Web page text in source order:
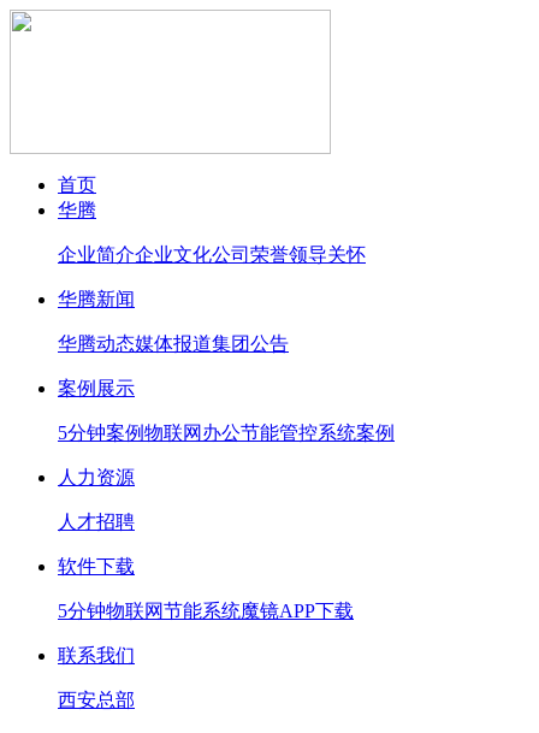
首页
华腾
企业简介企业文化公司荣誉领导关怀
华腾新闻
华腾动态媒体报道集团公告
案例展示
5分钟案例物联网办公节能管控系统案例
人力资源
人才招聘
软件下载
5分钟物联网节能系统魔镜APP下载
联系我们
西安总部